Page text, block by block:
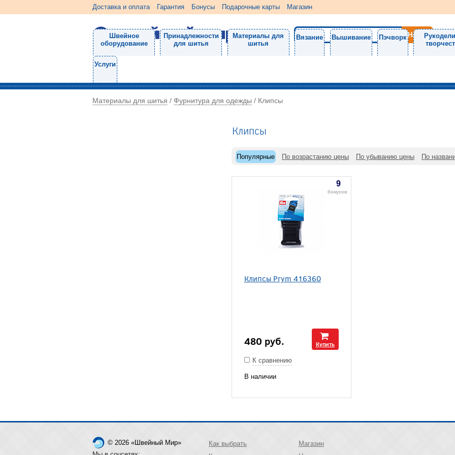
Доставка и оплата Гарантия Бонусы Подарочные карты Магазин
Швейное
оборудование
Принадлежности
для шитья
Материалы для
шитья
Вязание Вышивание Пэчворк
Услуги
Материалы для шитья / Фурнитура для одежды / Клипсы
Клипсы
Популярные По возрастанию цены По убыванию цены По
9
бонусов
Клипсы Prym 416360
480 руб. Купить
К сравнению
В наличии
© 2026 «Швейный Мир»
Как выбрать
Магазин